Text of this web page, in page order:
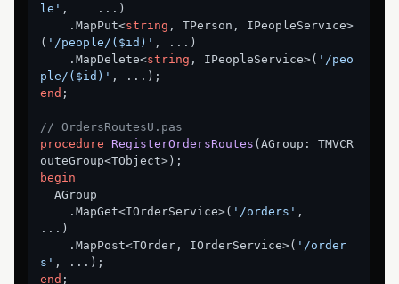
le' ,    ...)
    .MapPut<
string , TPerson, IPeopleService>
( '/people/($id)' , ...)
    .MapDelete<
string , IPeopleService>( '/peo
ple/($id)'
end ;
// OrdersRoutesU.pas
procedure
RegisterOrdersRoutes (AGroup: TMVCR
outeGroup<TObject>) ;
begin
    .MapGet<IOrderService>(
'/orders' ,
...)
    .MapPost<TOrder, IOrderService>(
'/order
s'
end ;